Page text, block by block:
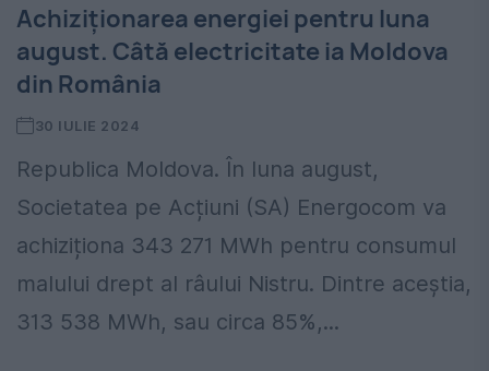
Achiziţionarea energiei pentru luna
august. Câtă electricitate ia Moldova
din România
30 IULIE 2024
Republica Moldova. În luna august,
Societatea pe Acțiuni (SA) Energocom va
achiziționa 343 271 MWh pentru consumul
malului drept al râului Nistru. Dintre aceștia,
313 538 MWh, sau circa 85%,...